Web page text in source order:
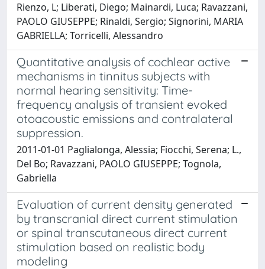
Rienzo, L; Liberati, Diego; Mainardi, Luca; Ravazzani,
PAOLO GIUSEPPE; Rinaldi, Sergio; Signorini, MARIA
GABRIELLA; Torricelli, Alessandro
Quantitative analysis of cochlear active
mechanisms in tinnitus subjects with
normal hearing sensitivity: Time-
frequency analysis of transient evoked
otoacoustic emissions and contralateral
suppression.
2011-01-01 Paglialonga, Alessia; Fiocchi, Serena; L.,
Del Bo; Ravazzani, PAOLO GIUSEPPE; Tognola,
Gabriella
Evaluation of current density generated
by transcranial direct current stimulation
or spinal transcutaneous direct current
stimulation based on realistic body
modeling